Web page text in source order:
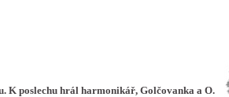
K poslechu hrál harmonikář, Golčovanka a O.